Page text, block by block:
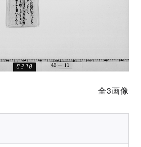
全3画像